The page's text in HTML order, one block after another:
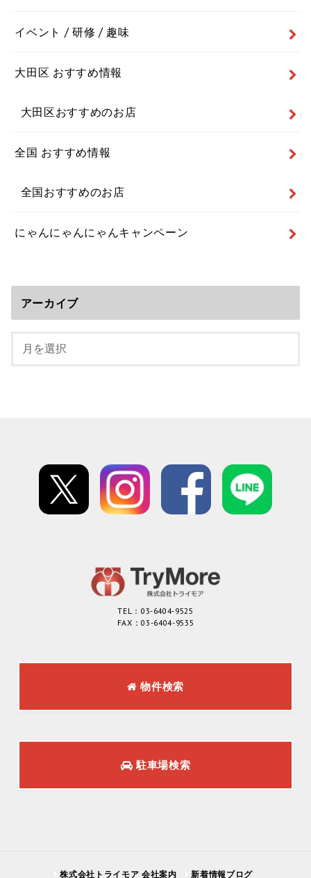
イベント / 研修 / 趣味
大田区 おすすめ情報
大田区おすすめのお店
全国 おすすめ情報
全国おすすめのお店
にゃんにゃんにゃんキャンペーン
アーカイブ
TEL：03-6404-9525
FAX：03-6404-9535
物件検索
駐車場検索
株式会社トライモア 会社案内 新着情報ブログ